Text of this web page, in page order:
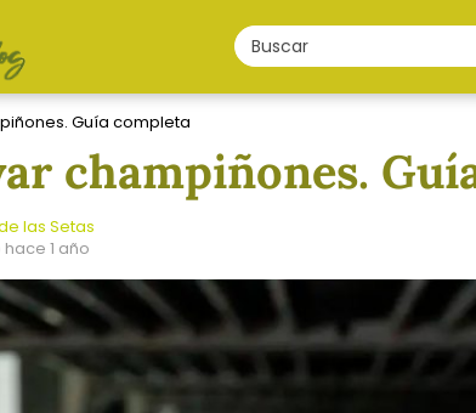
Guía completa
champiñones.
las Setas
hace 1 año